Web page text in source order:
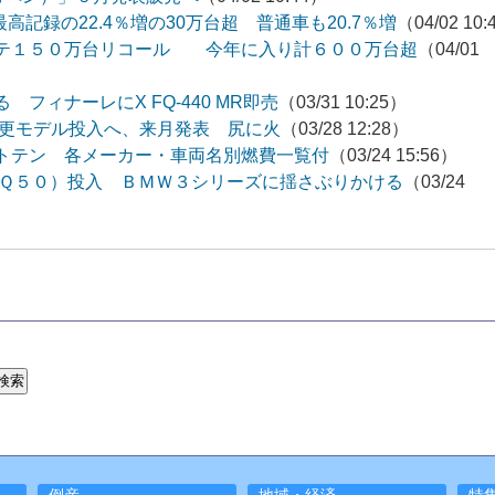
高記録の22.4％増の30万台超 普通車も20.7％増 （04/02
１５０万台リコール 今年に入り計６００万台超
（04/01
フィナーレにX FQ-440 MR即売 （03/31 10:25）
モデル投入へ、来月発表 尻に火
（03/28 12:28）
テン 各メーカー・車両名別燃費一覧付 （03/24 15:56）
５０）投入 ＢＭＷ３シリーズに揺さぶりかける
（03/24